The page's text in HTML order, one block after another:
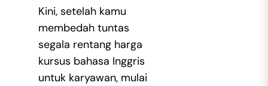
Kini, setelah kamu
membedah tuntas
segala rentang harga
kursus bahasa Inggris
untuk karyawan, mulai